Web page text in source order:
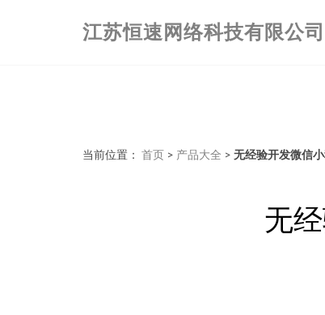
江苏恒速网络科技有限公司
当前位置： 首页 > 产品大全 > 无经验开发微信
无